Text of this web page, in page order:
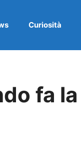
Curiosità
fa la